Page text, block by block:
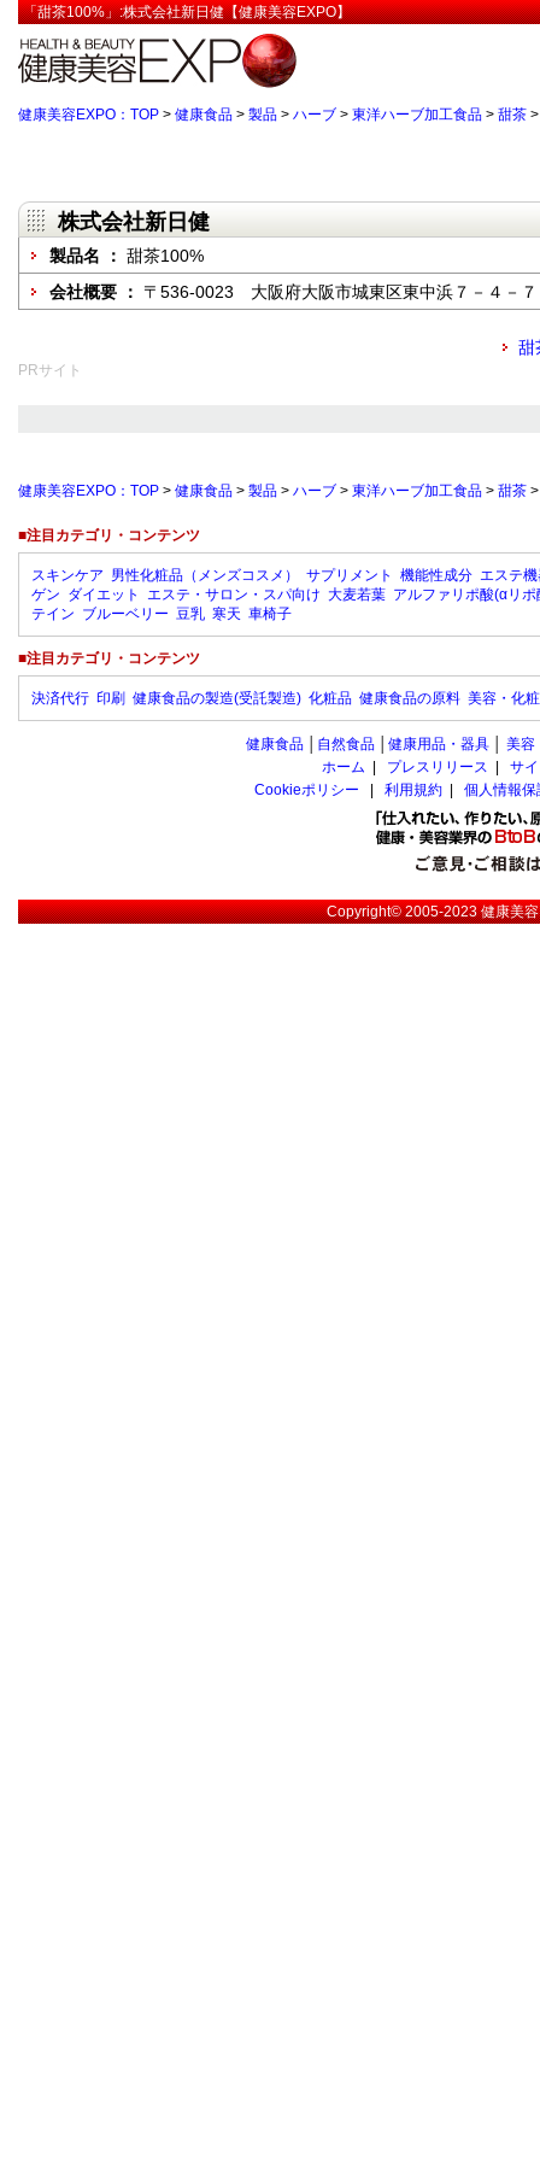
「甜茶100%」:株式会社新日健【健康美容EXPO】
健康美容EXPO：TOP > 健康食品 > 製品 > ハーブ > 東洋ハーブ加工食品 > 甜茶
株式会社新日健
製品名 ： 甜茶100%
会社概要 ： 〒536-0023 大阪府大阪市城東区東中浜７－４－７
甜
PRサイト
健康美容EXPO：TOP > 健康食品 > 製品 > ハーブ > 東洋ハーブ加工食品 > 甜茶
■注目カテゴリ・コンテンツ
スキンケア 男性化粧品（メンズコスメ） サプリメント 機能性成分 エステ
ゲン ダイエット エステ・サロン・スパ向け 大麦若葉 アルファリポ酸(αリポ
テイン ブルーベリー 豆乳 寒天 車椅子
■注目カテゴリ・コンテンツ
決済代行 印刷 健康食品の製造(受託製造) 化粧品 健康食品の原料 美容・化
健康食品 自然食品 健康用品・器具 美容
ホーム
プレスリリース
サ
Cookieポリシー
利用規約 個人情報
Copyright© 2005-2023健康美